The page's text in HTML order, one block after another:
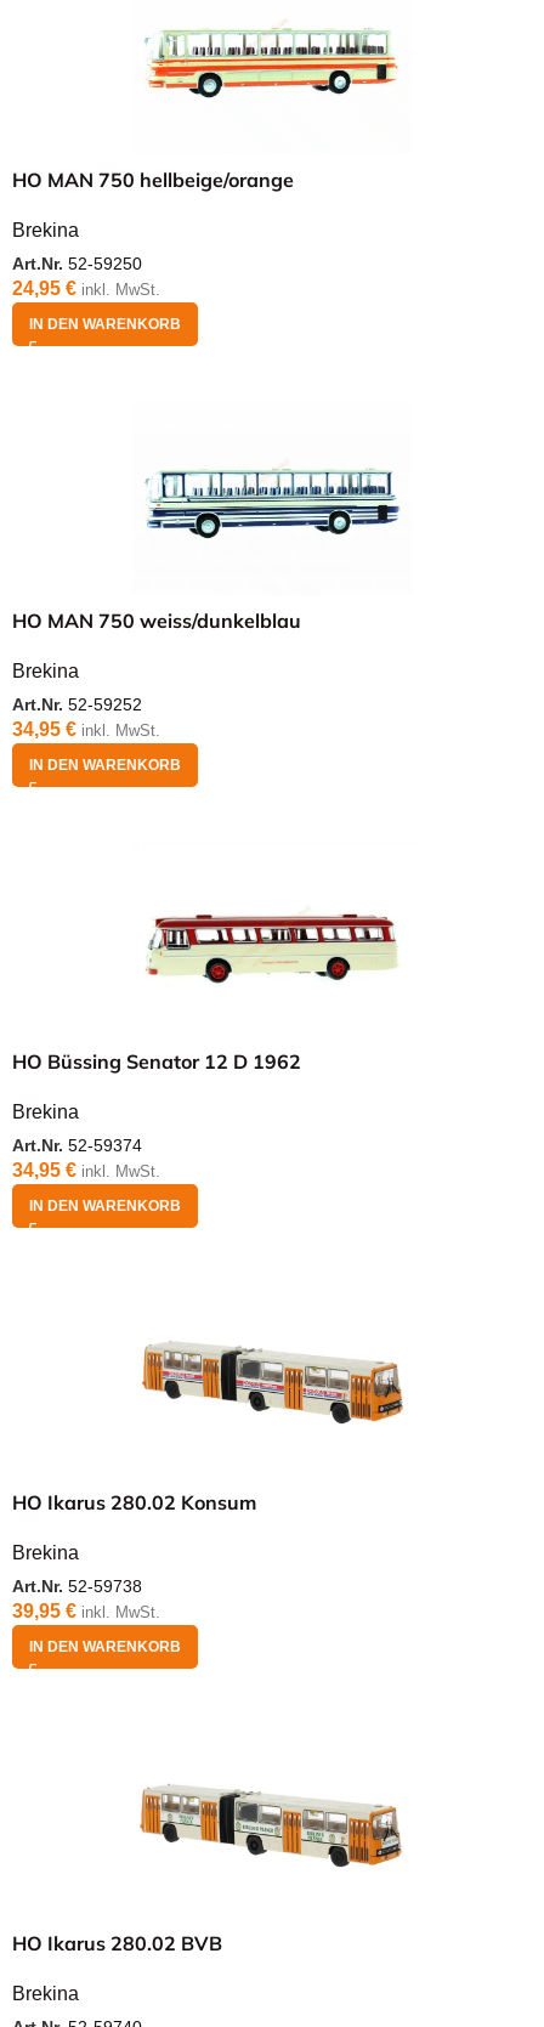
HO MAN 750 hellbeige/orange
Brekina
Art.Nr. 52-59250
24,95 € inkl. MwSt.
IN DEN WARENKORB
HO MAN 750 weiss/dunkelblau
Brekina
Art.Nr. 52-59252
34,95 € inkl. MwSt.
IN DEN WARENKORB
HO Büssing Senator 12 D 1962
Brekina
Art.Nr. 52-59374
34,95 € inkl. MwSt.
IN DEN WARENKORB
HO Ikarus 280.02 Konsum
Brekina
Art.Nr. 52-59738
39,95 € inkl. MwSt.
IN DEN WARENKORB
HO Ikarus 280.02 BVB
Brekina